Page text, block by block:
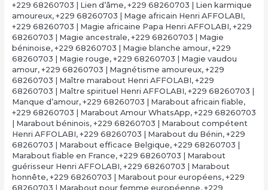
+229 68260703 | Lien d’âme, +229 68260703 | Lien karmique
amoureux, +229 68260703 | Mage africain Henri AFFOLABI,
+229 68260703 | Magie africaine Papa Henri AFFOLABI, +229
68260703 | Magie ancestrale, +229 68260703 | Magie
béninoise, +229 68260703 | Magie blanche amour, +229
68260703 | Magie rouge, +229 68260703 | Magie vaudou
amour, +229 68260703 | Magnétisme amoureux, +229
68260703 | Maître marabout Henri AFFOLABI, +229
68260703 | Maître spirituel Henri AFFOLABI, +229 68260703 |
Manque d’amour, +229 68260703 | Marabout africain fiable,
+229 68260703 | Marabout Amour WhatsApp, +229 68260703
| Marabout béninois, +229 68260703 | Marabout compétent
Henri AFFOLABI, +229 68260703 | Marabout du Bénin, +229
68260703 | Marabout efficace Belgique, +229 68260703 |
Marabout fiable en France, +229 68260703 | Marabout
guérisseur Henri AFFOLABI, +229 68260703 | Marabout
honnête, +229 68260703 | Marabout pour européens, +229
68260703 | Marabout pour femme européenne, +229